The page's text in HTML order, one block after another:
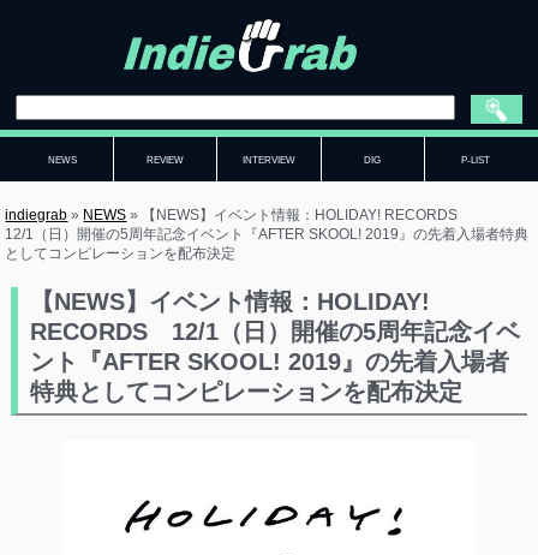
NEWS REVIEW INTERVIEW DIG P-LIST
indiegrab » NEWS »
【NEWS】イベント情報：HOLIDAY! RECORDS
12/1（日）開催の5周年記念イベント『AFTER SKOOL! 2019』の先着入場者特典
としてコンピレーションを配布決定
【NEWS】イベント情報：HOLIDAY!
RECORDS 12/1（日）開催の5周年記念イベ
ント『AFTER SKOOL! 2019』の先着入場者
特典としてコンピレーションを配布決定